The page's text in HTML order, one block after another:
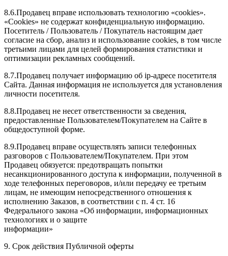
8.6.Продавец вправе использовать технологию «cookies».
«Cookies» не содержат конфиденциальную информацию.
Посетитель / Пользователь / Покупатель настоящим дает
согласие на сбор, анализ и использование cookies, в том числе
третьими лицами для целей формирования статистики и
оптимизации рекламных сообщений.
8.7.Продавец получает информацию об ip-адресе посетителя
Сайта. Данная информация не используется для установления
личности посетителя.
8.8.Продавец не несет ответственности за сведения,
предоставленные Пользователем/Покупателем на Сайте в
общедоступной форме.
8.9.Продавец вправе осуществлять записи телефонных
разговоров с Пользователем/Покупателем. При этом
Продавец обязуется: предотвращать попытки
несанкционированного доступа к информации, полученной в
ходе телефонных переговоров, и/или передачу ее третьим
лицам, не имеющим непосредственного отношения к
исполнению Заказов, в соответствии с п. 4 ст. 16
Федерального закона «Об информации, информационных
технологиях и о защите
9. Срок действия Публичной оферты